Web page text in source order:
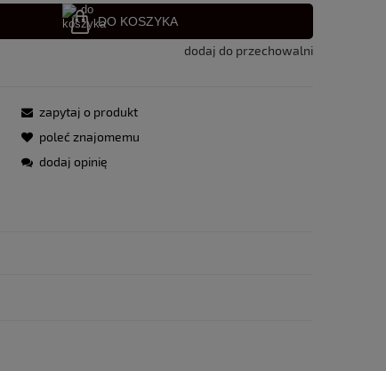
DO KOSZYKA
dodaj do przechowalni
zapytaj o produkt
poleć znajomemu
dodaj opinię